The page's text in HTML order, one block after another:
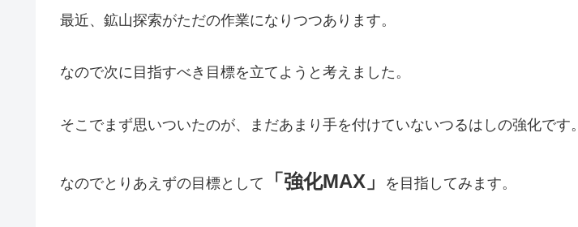
最近、鉱山探索がただの作業になりつつあります。
なので次に目指すべき目標を立てようと考えました。
そこでまず思いついたのが、まだあまり手を付けていないつるはしの強化です。
なのでとりあえずの目標として 「強化MAX」 を目指してみます。